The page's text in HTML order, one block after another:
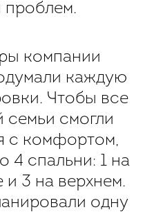
проблем.
компании
каждую
Чтобы все
семьи смогли
с комфортом,
4 спальни: 1 на
3 на верхнем.
одну